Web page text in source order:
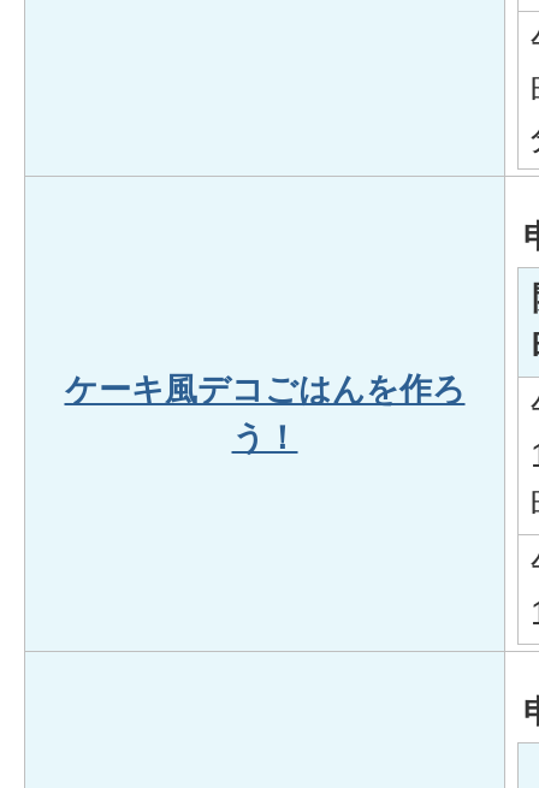
ケーキ風デコごはんを作ろ
う！